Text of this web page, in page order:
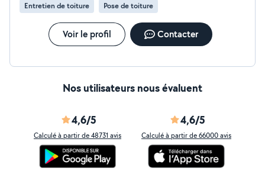
Entretien de toiture Pose de toiture
Voir le profil Contacter
Nos utilisateurs nous évaluent
4,6/5
Calculé à partir de 48731 avis
4,6/5
Calculé à partir de 66000 avis